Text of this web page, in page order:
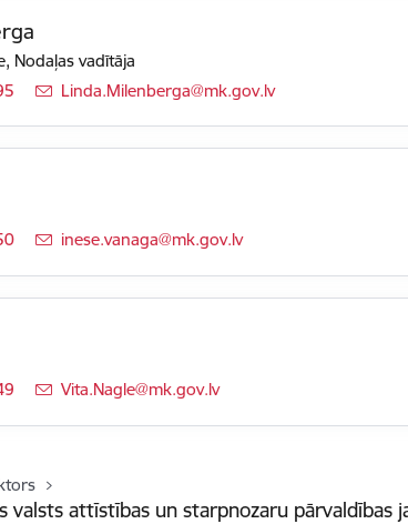
Nodaļas vadītāja
E-pasts:
Linda.Milenberga@mk.gov.lv
E-pasts:
inese.vanaga@mk.gov.lv
E-pasts:
Vita.Nagle@mk.gov.lv
valsts attīstības un starpnozaru pārvaldības